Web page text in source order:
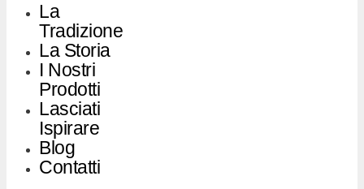
La
Tradizione
La Storia
I Nostri
Prodotti
Lasciati
Ispirare
Blog
Contatti